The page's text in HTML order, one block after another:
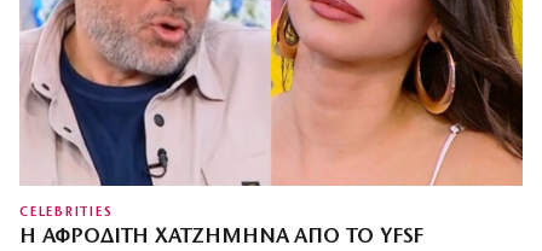
CELEBRITIES
Η ΑΦΡΟΔΊΤΗ ΧΑΤΖΗΜΗΝΆ ΑΠΌ ΤΟ YFSF